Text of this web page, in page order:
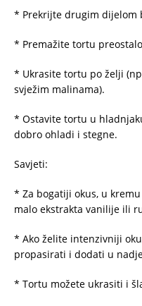
* Prekrijte drugim dijelom
* Premažite tortu
* Ukrasite tortu po želji
svježim malinama).
* Ostavite tortu u
dobro ohladi i stegne.
Savjeti:
* Za bogatiji okus, u
malo ekstrakta vanilije ili
* Ako želite intenzivniji
propasirati i dodati u
* Tortu možete ukrasiti i